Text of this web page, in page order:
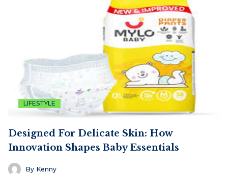
LIFESTYLE
Designed For Delicate Skin: How
Innovation Shapes Baby Essentials
By Kenny